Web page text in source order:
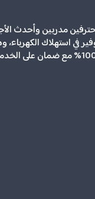
مدربين وأحدث
في استهلاك